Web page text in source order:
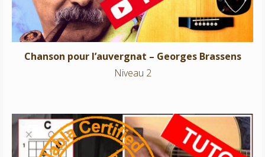
Chanson pour l’auvergnat – Georges Brassens
Niveau 2